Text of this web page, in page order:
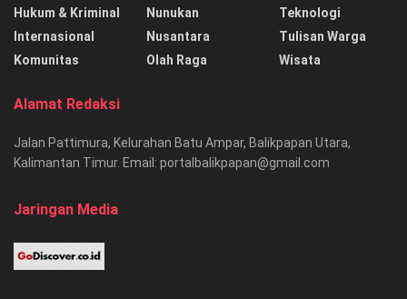
Hukum & Kriminal
Internasional
Komunitas
Nunukan
Nusantara
Olah Raga
Teknologi
Tulisan Warga
Wisata
Alamat Redaksi
Jalan Pattimura, Kelurahan Batu Ampar, Balikpapan Utara,
Kalimantan Timur. Email: portalbalikpapan@gmail.com
Jaringan Media